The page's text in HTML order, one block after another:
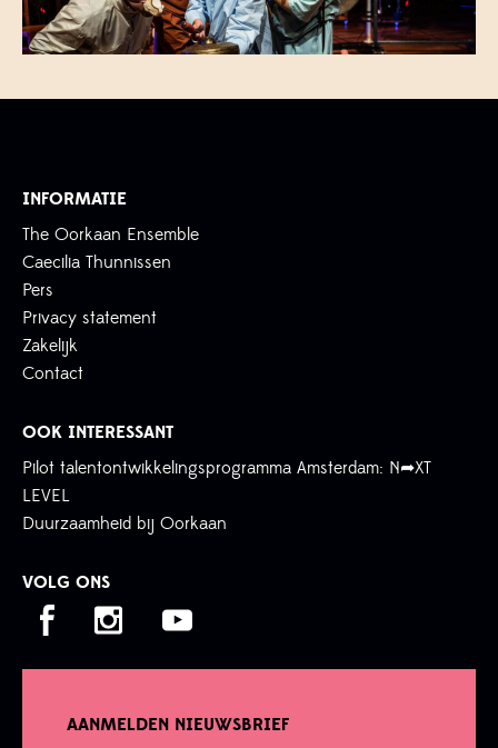
INFORMATIE
The Oorkaan Ensemble
Caecilia Thunnissen
Pers
Privacy statement
Zakelijk
Contact
OOK INTERESSANT
Pilot talentontwikkelingsprogramma Amsterdam: N➦XT
LEVEL
Duurzaamheid bij Oorkaan
VOLG ONS
AANMELDEN NIEUWSBRIEF